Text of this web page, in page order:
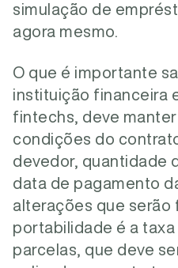
simulação de
agora mesmo.
O que é importante
instituição financeira
fintechs, deve
condições do
devedor, quantidade
data de pagamento
alterações que serão
portabilidade é a
parcelas, que deve